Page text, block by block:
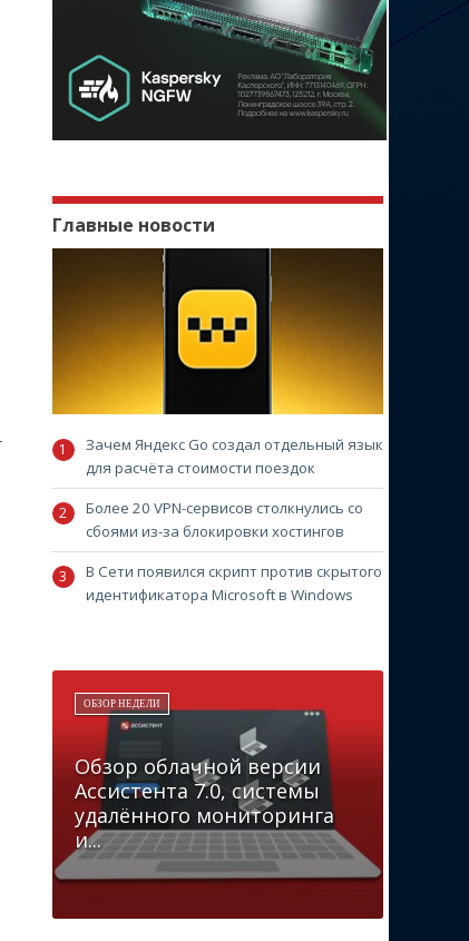
Главные новости
Зачем Яндекс Go создал отдельный язык
для расчёта стоимости поездок
Более 20 VPN-сервисов столкнулись со
сбоями из-за блокировки хостингов
В Сети появился скрипт против скрытого
идентификатора Microsoft в Windows
ОБЗОР НЕДЕЛИ
Обзор облачной версии
Ассистента 7.0, системы
удалённого мониторинга
и...